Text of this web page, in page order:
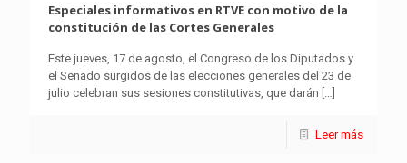
Especiales informativos en RTVE con motivo de la
constitución de las Cortes Generales
Este jueves, 17 de agosto, el Congreso de los Diputados y
el Senado surgidos de las elecciones generales del 23 de
julio celebran sus sesiones constitutivas, que darán
Leer más